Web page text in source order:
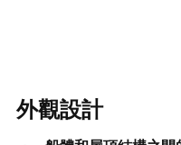
外觀設計